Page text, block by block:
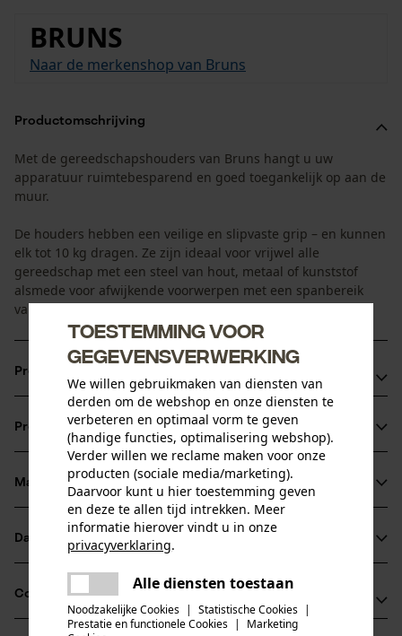
BRUNS
Naar de merkenshop van Bruns
Productomschrijving
Met de gereedschapshouders van Bruns hangt u uw
apparatuur ruimtebesparend en goed toegankelijk op aan de
muur.
De houders hebben een veilige en slipvaste grip – en kunnen
elk tot 10 kg dragen. Ze zijn ideaal voor vrijwel alle
gereedschap met een steel van hout, metaal of kunststof
alsmede voor afwijkende voorwerpen met een spanbereik
van 0 tot 50 mm.
Productvoordelen
Praktisch en ruimtebesparend opbergen van uw
apparatuur
Flexibel systeem
Geschikt voor zware voorwerpen
Productinformatie
Productdetails
Activiteitstype
bewaren
Leeftijdsgroep
Materiaal & onderhoud
Materiaal
Hoofdmateriaal
aluminium
Datasheets
Productveiligheidsblad (PDF)
Gebruiksaanwijzing (PDF)
Compatibiliteit
Toestemming voor
gegevensverwerking
We willen gebruikmaken van diensten van
derden om de webshop en onze diensten te
verbeteren en optimaal vorm te geven
(handige functies, optimalisering webshop).
Verder willen we reclame maken voor onze
producten (sociale media/marketing).
Daarvoor kunt u hier toestemming geven
en deze te allen tijd intrekken. Meer
informatie hierover vindt u in onze
privacyverklaring.
Alle diensten toestaan
Noodzakelijke Cookies | Statistische Cookies |
Prestatie en functionele Cookies |
Marketing
Er is een fout opgetreden. Gelieve
het opnieuw te proberen.
delen
mail